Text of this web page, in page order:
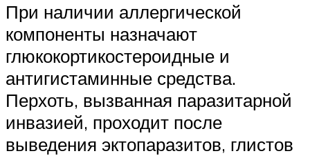
При наличии аллергической
компоненты назначают
глюкокортикостероидные и
антигистаминные средства.
Перхоть, вызванная паразитарной
инвазией, проходит после
выведения эктопаразитов, глистов